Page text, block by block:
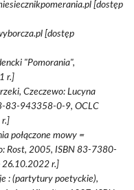
[dostęp
[dostęp
"Pomorania",
r.]
Czeczewo: Lucyna
83-943358-0-9, OCLC
połączone mowy =
Rost, 2005, ISBN 83-7380-
r.]
: (partytury poetyckie),